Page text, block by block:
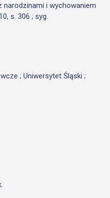
narodzinami i wychowaniem
s. 306 ; syg.
; Uniwersytet Śląski ;